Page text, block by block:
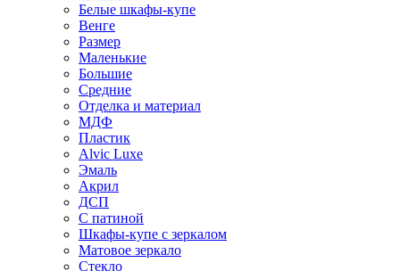
Белые шкафы-купе
Венге
Размер
Маленькие
Большие
Средние
Отделка и материал
МДФ
Пластик
Alvic Luxe
Эмаль
Акрил
ДСП
С патиной
Шкафы-купе с зеркалом
Матовое зеркало
Стекло